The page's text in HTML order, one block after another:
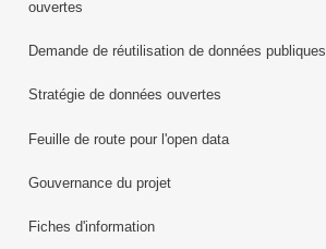
ouvertes
Demande de réutilisation de données publiques
Stratégie de données ouvertes
Feuille de route pour l'open data
Gouvernance du projet
Fiches d'information